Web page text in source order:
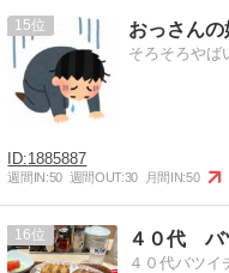
15 おっさん
そろそろやば
1885887
週間IN:50 週間OUT:30 月間IN:50
16 ４０代 バ
４０代バツイ